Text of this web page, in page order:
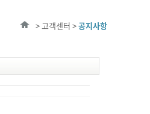
> 고객센터 >공지사항